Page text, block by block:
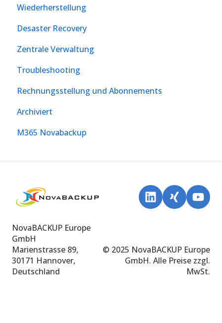
Wiederherstellung
Desaster Recovery
Zentrale Verwaltung
Troubleshooting
Rechnungsstellung und Abonnements
Archiviert
M365 Novabackup
NovaBACKUP Europe
GmbH
Marienstrasse 89,
30171 Hannover,
Deutschland
© 2025 NovaBACKUP Europe
GmbH. Alle Preise zzgl.
MwSt.